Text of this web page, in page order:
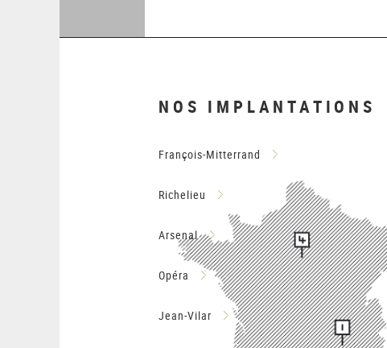
NOS IMPLANTATIONS
François-Mitterrand
Richelieu
Arsenal
Opéra
Jean-Vilar